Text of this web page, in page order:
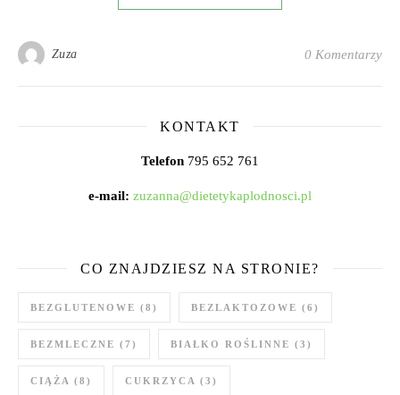
Zuza 0 Komentarzy
KONTAKT
Telefon 795 652 761
e-mail: zuzanna@dietetykaplodnosci.pl
CO ZNAJDZIESZ NA STRONIE?
BEZGLUTENOWE (8) BEZLAKTOZOWE (6)
BEZMLECZNE (7) BIAŁKO ROŚLINNE (3)
CIĄŻA (8) CUKRZYCA (3)